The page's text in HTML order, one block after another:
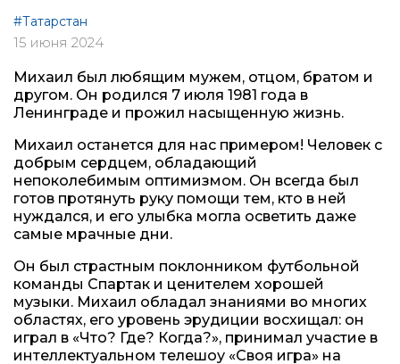
#Татарстан
15 июня 2024
Михаил был любящим мужем, отцом, братом и
другом. Он родился 7 июля 1981 года в
Ленинграде и прожил насыщенную жизнь.
Михаил останется для нас примером! Человек с
добрым сердцем, обладающий
непоколебимым оптимизмом. Он всегда был
готов протянуть руку помощи тем, кто в ней
нуждался, и его улыбка могла осветить даже
самые мрачные дни.
Он был страстным поклонником футбольной
команды Спартак и ценителем хорошей
музыки. Михаил обладал знаниями во многих
областях, его уровень эрудиции восхищал: он
играл в «Что? Где? Когда?», принимал участие в
интеллектуальном телешоу «Своя игра» на